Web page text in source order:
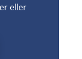
eller